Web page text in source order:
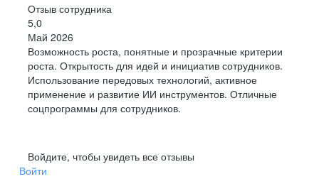
Отзыв сотрудника
5,0
Май 2026
Возможность роста, понятные и прозрачные критерии
роста. Открытость для идей и инициатив сотрудников.
Использование передовых технологий, активное
применение и развитие ИИ инструментов. Отличные
соцпрограммы для сотрудников.
Войдите, чтобы увидеть все отзывы
Войти